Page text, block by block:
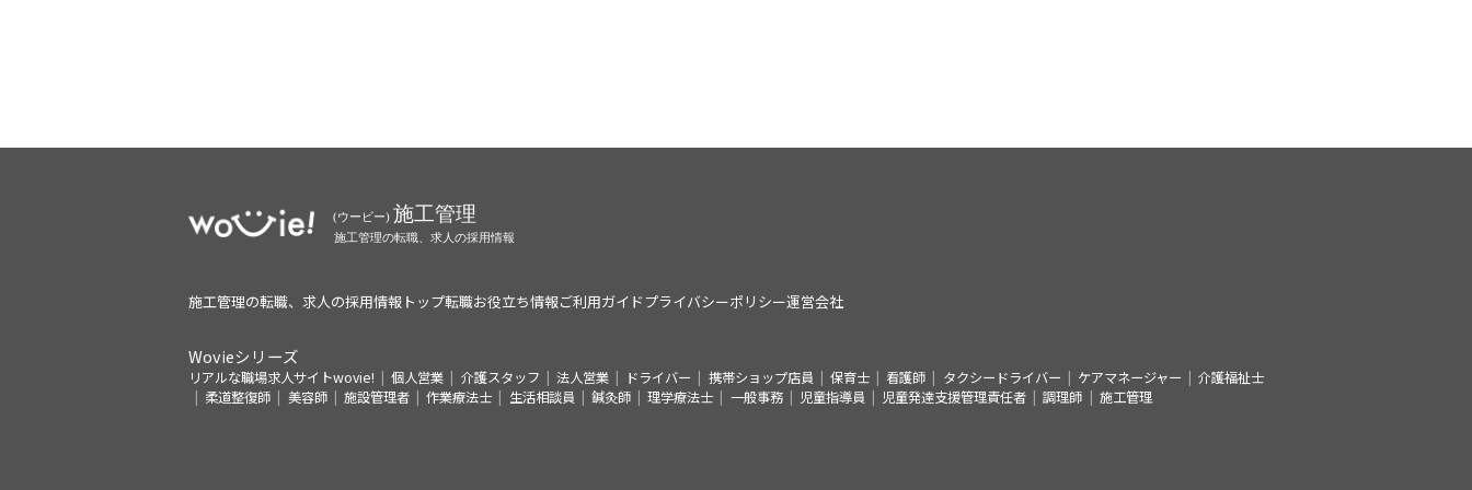
施工管理の転職、求人の採用情報トップ転職お役立ち情報ご利用ガイドプライバシーポリシー運営会社
Wovieシリーズ
リアルな職場求人サイトwovie! 個人営業 介護スタッフ 法人営業 ドライバー 携帯ショップ店員 保育士 看護師 タクシードライバー ケアマネージャー
介護福祉士
柔道整復師
美容師 施設管理者 作業療法士 生活相談員 鍼灸師 理学療法士 一般事務 児童指導員 児童発達支援管理責任者 調理師 施工管理